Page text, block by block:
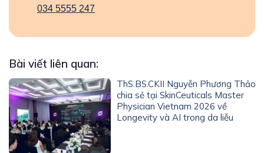
034 5555 247
Bài viết liên quan:
ThS.BS.CKII Nguyễn Phương Thảo
chia sẻ tại SkinCeuticals Master
Physician Vietnam 2026 về
Longevity và AI trong da liễu